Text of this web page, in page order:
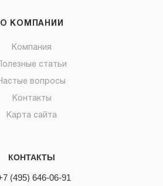
О КОМПАНИИ
Компания
Полезные статьи
вопросы
Контакты
Карта сайта
КОНТАКТЫ
(495) 646-06-91